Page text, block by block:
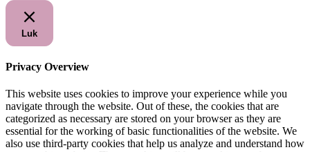
Luk
Privacy Overview
This website uses cookies to improve your experience while you
navigate through the website. Out of these, the cookies that are
categorized as necessary are stored on your browser as they are
essential for the working of basic functionalities of the website. We
also use third-party cookies that help us analyze and understand how